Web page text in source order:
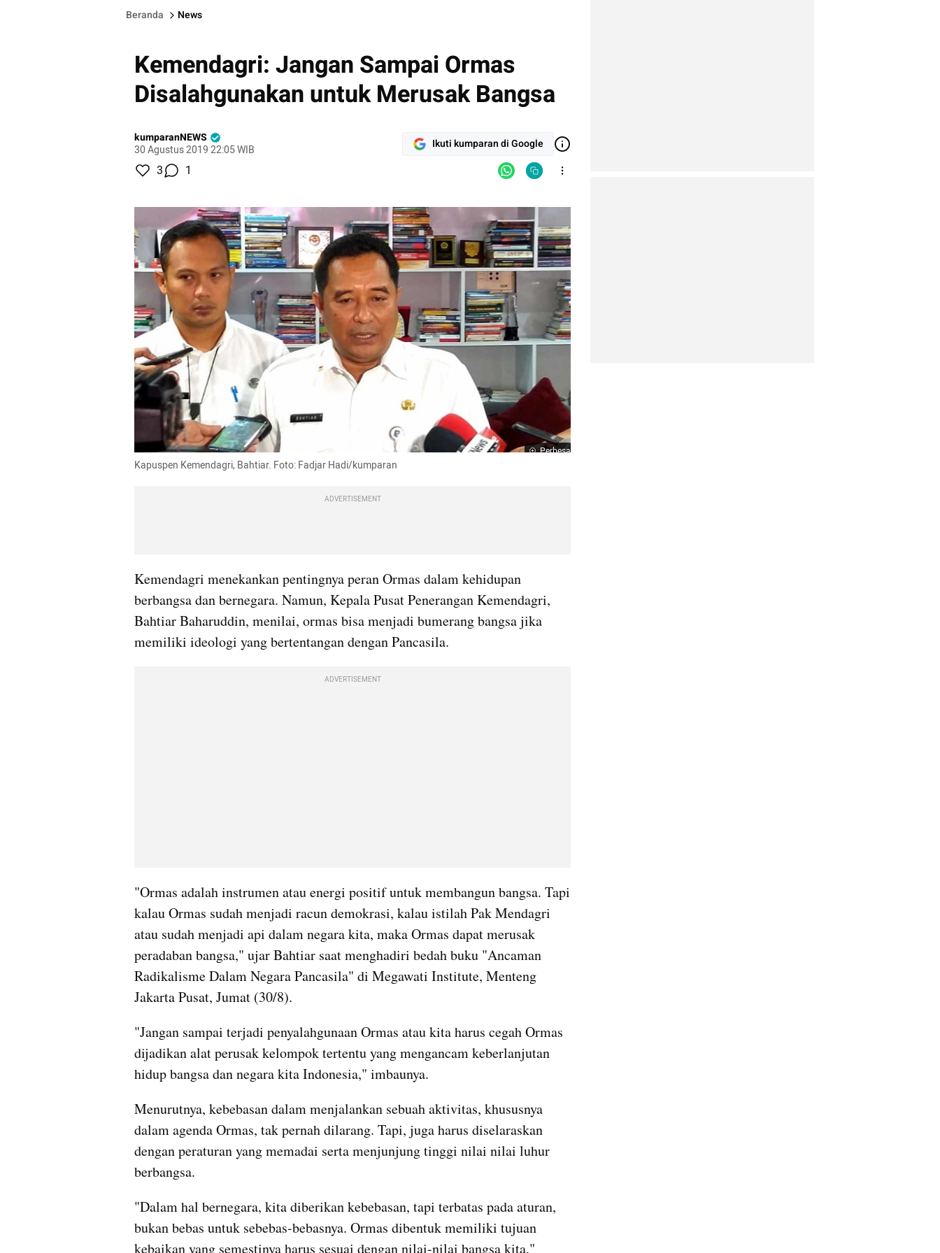
Beranda News
Kemendagri: Jangan Sampai Ormas
Disalahgunakan untuk Merusak Bangsa
kumparanNEWS
30 Agustus 2019 22:05 WIB
Ikuti kumparan di Google
3 1
Perbesar
Kapuspen Kemendagri, Bahtiar. Foto: Fadjar Hadi/kumparan
ADVERTISEMENT
Kemendagri menekankan pentingnya peran Ormas dalam kehidupan
berbangsa dan bernegara. Namun, Kepala Pusat Penerangan Kemendagri,
Bahtiar Baharuddin, menilai, ormas bisa menjadi bumerang bangsa jika
memiliki ideologi yang bertentangan dengan Pancasila.
ADVERTISEMENT
"Ormas adalah instrumen atau energi positif untuk membangun bangsa. Tapi
kalau Ormas sudah menjadi racun demokrasi, kalau istilah Pak Mendagri
atau sudah menjadi api dalam negara kita, maka Ormas dapat merusak
peradaban bangsa," ujar Bahtiar saat menghadiri bedah buku "Ancaman
Radikalisme Dalam Negara Pancasila" di Megawati Institute, Menteng
Jakarta Pusat, Jumat (30/8).
"Jangan sampai terjadi penyalahgunaan Ormas atau kita harus cegah Ormas
dijadikan alat perusak kelompok tertentu yang mengancam keberlanjutan
hidup bangsa dan negara kita Indonesia," imbaunya.
Menurutnya, kebebasan dalam menjalankan sebuah aktivitas, khususnya
dalam agenda Ormas, tak pernah dilarang. Tapi, juga harus diselaraskan
dengan peraturan yang memadai serta menjunjung tinggi nilai nilai luhur
berbangsa.
"Dalam hal bernegara, kita diberikan kebebasan, tapi terbatas pada aturan,
bukan bebas untuk sebebas-bebasnya. Ormas dibentuk memiliki tujuan
kebaikan yang semestinya harus sesuai dengan nilai-nilai bangsa kita,"